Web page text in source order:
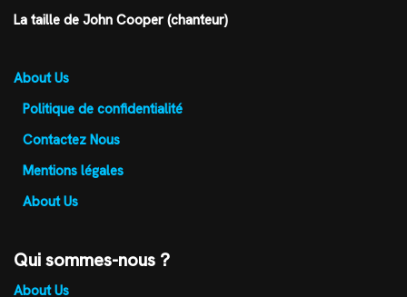
La taille de John Cooper (chanteur)
About Us
Politique de confidentialité
Contactez Nous
Mentions légales
About Us
Qui sommes-nous ?
About Us